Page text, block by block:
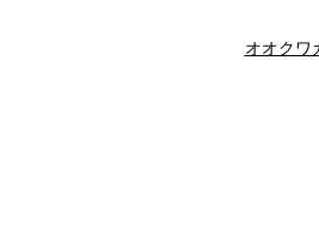
オオクワ